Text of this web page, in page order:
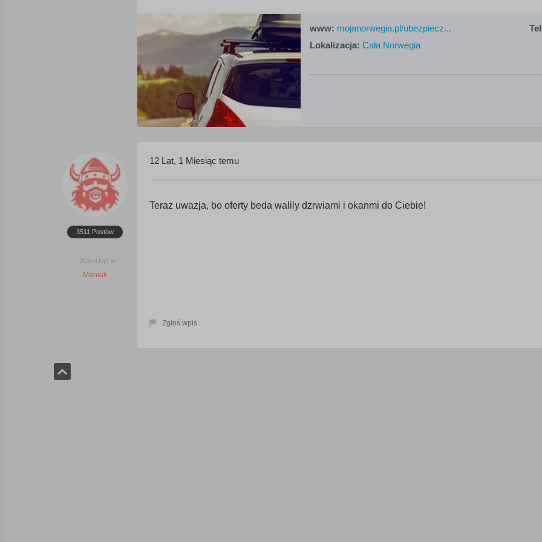
www: mojanorwegia.pl/ubezpiecz...
Lokalizacja: Cała Norwegia
3511 Postów
(Karol.Ky)
Maniak
12 Lat, 1 Miesiąc temu
Teraz uwazja, bo oferty beda walily dzrwiami i okanmi do Ciebie!
Zgłoś wpis